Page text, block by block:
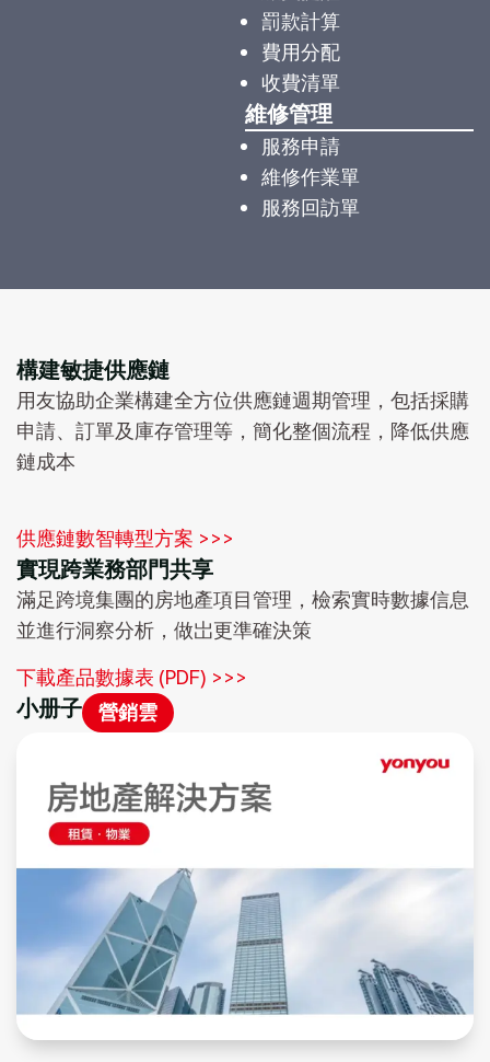
罰款計算
費用分配
收費清單
維修管理
服務申請
維修作業單
服務回訪單
構建敏捷供應鏈
用友協助企業構建全方位供應鏈週期管理，包括採購
申請、訂單及庫存管理等，簡化整個流程，降低供應
鏈成本
供應鏈數智轉型方案 >>>
實現跨業務部門共享
滿足跨境集團的房地產項目管理，檢索實時數據信息
並進行洞察分析，做岀更準確決策
下載產品數據表 (PDF) >>>
小册子 營銷雲